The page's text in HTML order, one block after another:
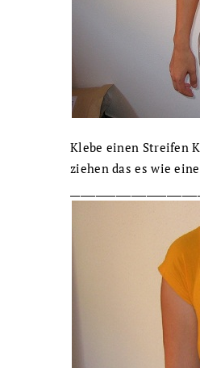
Klebe einen Streifen
ziehen das es wie